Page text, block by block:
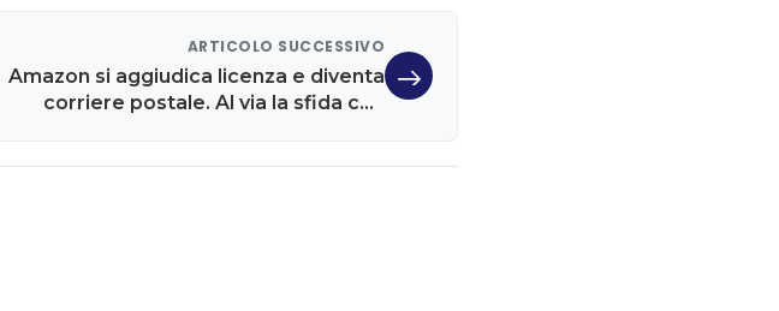
ARTICOLO SUCCESSIVO
Amazon si aggiudica licenza e diventa
corriere postale. Al via la sfida con